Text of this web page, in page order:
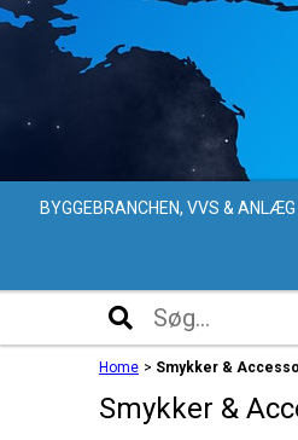
BYGGEBRANCHEN, VVS & ANLÆG
Home > Smykker &
Smykker &